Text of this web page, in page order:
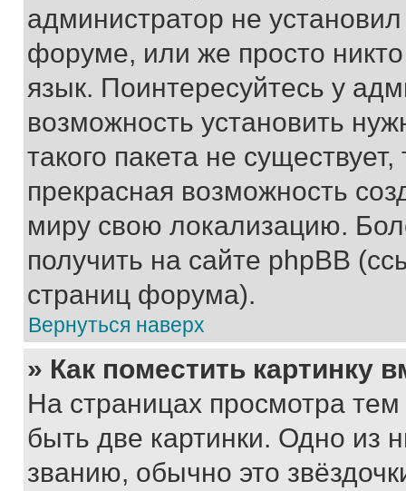
администратор не
форуме, или же просто
язык. Поинтересуйтесь у
возможность установить
такого пакета не
прекрасная возможность
миру свою локализацию.
получить на сайте phpBB
страниц форума).
Вернуться наверх
» Как поместить картинку
На страницах просмотра
быть две картинки. Одно из
званию, обычно это